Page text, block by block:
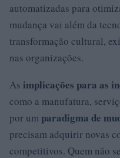
automatizadas para
mudança vai além da
transformação cultural,
nas organizações.
As implicações para as
como a manufatura,
por um paradigma de
precisam adquirir novas
competitivos. Quem não